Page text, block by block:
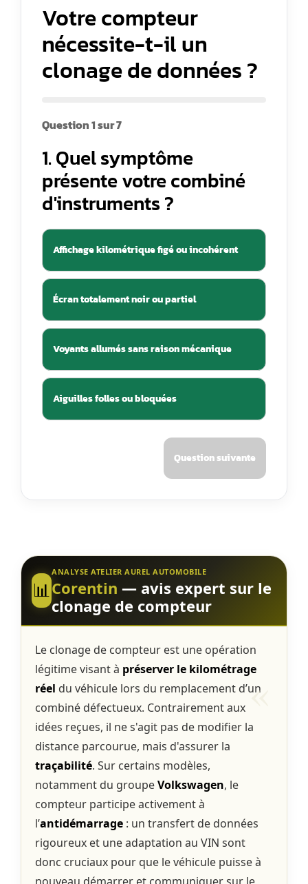
Votre compteur
nécessite-t-il un
clonage de données ?
Question 1 sur 7
1. Quel symptôme
présente votre combiné
d'instruments ?
Affichage kilométrique figé ou incohérent
Écran totalement noir ou partiel
Voyants allumés sans raison mécanique
Aiguilles folles ou bloquées
Question suivante
📊
ANALYSE ATELIER AUREL AUTOMOBILE
Corentin — avis expert sur le
clonage de compteur
Le clonage de compteur est une opération
légitime visant à préserver le kilométrage
réel du véhicule lors du remplacement d’un
combiné défectueux. Contrairement aux
idées reçues, il ne s'agit pas de modifier la
distance parcourue, mais d'assurer la
traçabilité. Sur certains modèles,
notamment du groupeVolkswagen, le
compteur participe activement à
l’antidémarrage : un transfert de données
rigoureux et une adaptation au VIN sont
donc cruciaux pour que le véhicule puisse à